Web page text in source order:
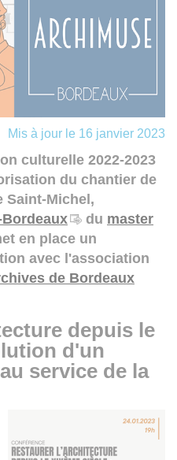
Mis à jour le 16 janvier 2023
culturelle 2022-2023
du chantier de
Saint-Michel,
du master
en place un
avec l'association
de Bordeaux
depuis le
d'un
service de la